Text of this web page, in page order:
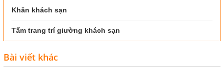
Khăn khách sạn
Tấm trang trí giường khách sạn
Bài viết khác